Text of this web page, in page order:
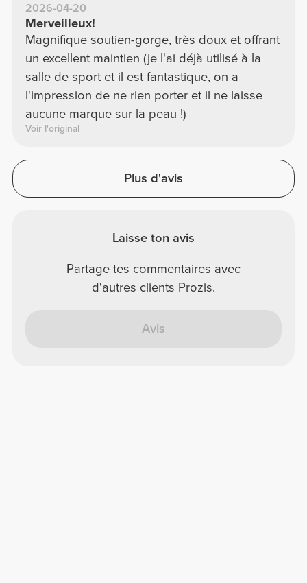
2026-04-20
Merveilleux!
Magnifique soutien-gorge, très doux et offrant
un excellent maintien (je l'ai déjà utilisé à la
salle de sport et il est fantastique, on a
l'impression de ne rien porter et il ne laisse
aucune marque sur la peau !)
Voir l'original
Plus d'avis
Laisse ton avis
Partage tes commentaires avec
d'autres clients Prozis.
Avis